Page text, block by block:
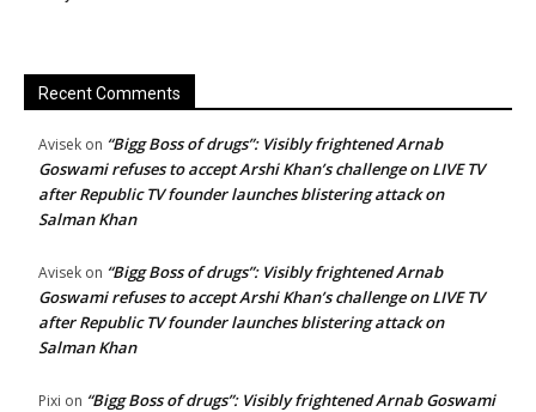
Recent Comments
Avisek on “Bigg Boss of drugs”: Visibly frightened Arnab
Goswami refuses to accept Arshi Khan’s challenge on LIVE TV
after Republic TV founder launches blistering attack on
Salman Khan
Avisek on “Bigg Boss of drugs”: Visibly frightened Arnab
Goswami refuses to accept Arshi Khan’s challenge on LIVE TV
after Republic TV founder launches blistering attack on
Salman Khan
Pixi on “Bigg Boss of drugs”: Visibly frightened Arnab Goswami